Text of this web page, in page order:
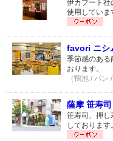
伊カプート社
使用していま
favori ニシ
季節感のある
おります。
（鴨池 / パン
薩摩 笹寿
笹寿司、押し
しております。